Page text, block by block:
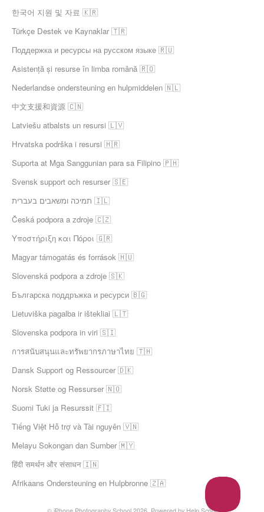
한국어 지원 및 자료 🇰🇷
Türkçe Destek ve Kaynaklar 🇹🇷
Поддержка и ресурсы на русском языке 🇷🇺
Asistență și resurse în limba română 🇷🇴
Nederlandse ondersteuning en hulpmiddelen 🇳🇱
中文支援和資源 🇨🇳
Latviešu atbalsts un resursi 🇱🇻
Hrvatska podrška i resursi 🇭🇷
Suporta at Mga Sanggunian para sa Filipino 🇵🇭
Svensk support och resurser 🇸🇪
תמיכה ומשאבים בעברית 🇮🇱
Česká podpora a zdroje 🇨🇿
Υποστήριξη και Πόροι 🇬🇷
Magyar támogatás és források 🇭🇺
Slovenská podpora a zdroje 🇸🇰
Българска поддръжка и ресурси 🇧🇬
Lietuviška pagalba ir ištekliai 🇱🇹
Slovenska podpora in viri 🇸🇮
การสนับสนุนและทรัพยากรภาษาไทย 🇹🇭
Dansk Support og Ressourcer 🇩🇰
Norsk Støtte og Ressurser 🇳🇴
Suomi Tuki ja Resurssit 🇫🇮
Tiếng Việt Hỗ trợ và Tài nguyên 🇻🇳
Melayu Sokongan dan Sumber 🇲🇾
हिंदी समर्थन और संसाधन 🇮🇳
Afrikaans Ondersteuning en Hulpbronne 🇿🇦